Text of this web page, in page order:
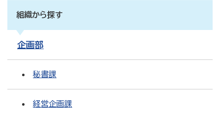
組織から探す
企画部
秘書課
経営企画課